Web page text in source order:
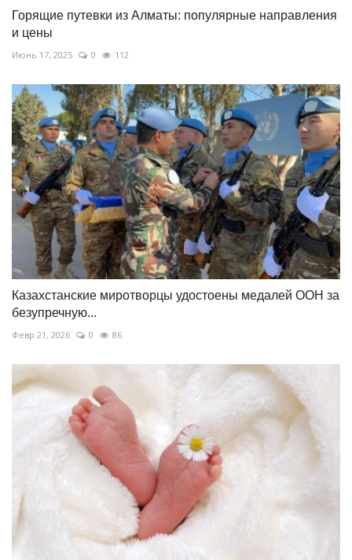
Горящие путевки из Алматы: популярные направления
и цены
Июнь 17, 2025 0 112
Казахстанские миротворцы удостоены медалей ООН за
безупречную...
Февр 21, 2026 0 86